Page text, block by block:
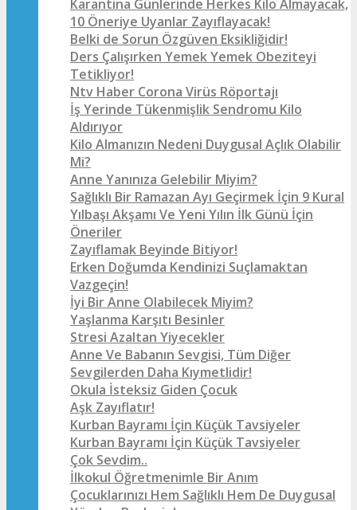
Karantina Günlerinde Herkes Kilo Almayacak,
10 Öneriye Uyanlar Zayıflayacak!
Belki de Sorun Özgüven Eksikliğidir!
Ders Çalışırken Yemek Yemek Obeziteyi
Tetikliyor!
Ntv Haber Corona Virüs Röportajı
İş Yerinde Tükenmişlik Sendromu Kilo
Aldırıyor
Kilo Almanızın Nedeni Duygusal Açlık Olabilir
Mi?
Anne Yanınıza Gelebilir Miyim?
Sağlıklı Bir Ramazan Ayı Geçirmek İçin 9 Kural
Yılbaşı Akşamı Ve Yeni Yılın İlk Günü İçin
Öneriler
Zayıflamak Beyinde Bitiyor!
Erken Doğumda Kendinizi Suçlamaktan
Vazgeçin!
İyi Bir Anne Olabilecek Miyim?
Yaşlanma Karşıtı Besinler
Stresi Azaltan Yiyecekler
Anne Ve Babanın Sevgisi, Tüm Diğer
Sevgilerden Daha Kıymetlidir!
Okula İsteksiz Giden Çocuk
Aşk Zayıflatır!
Kurban Bayramı İçin Küçük Tavsiyeler
Kurban Bayramı İçin Küçük Tavsiyeler
Çok Sevdim..
İlkokul Öğretmenimle Bir Anım
Çocuklarınızı Hem Sağlıklı Hem De Duygusal